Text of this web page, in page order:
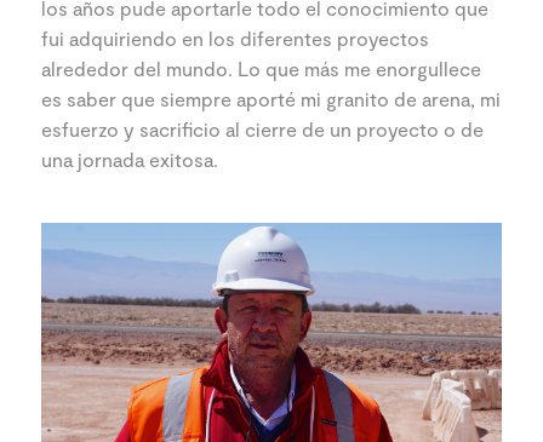
los años pude aportarle todo el conocimiento que
fui adquiriendo en los diferentes proyectos
alrededor del mundo. Lo que más me enorgullece
es saber que siempre aporté mi granito de arena, mi
esfuerzo y sacrificio al cierre de un proyecto o de
una jornada exitosa.